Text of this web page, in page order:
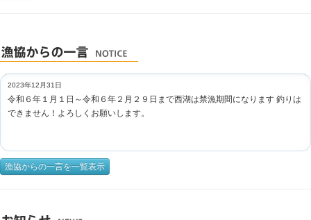
2023年12月31日
令和６年１月１日～令和６年２月２９日まで西湖は禁漁期間になります 釣りは
できません！よろしくお願いします。
漁協からの一言を一覧表示